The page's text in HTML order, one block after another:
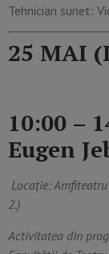
Tehnician sunet:
25 MAI
10:00 –
Eugen
Locație:
2.)
Activitatea din